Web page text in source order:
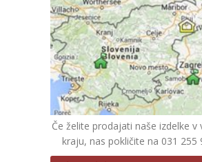
Če želite prodajati naše izdelke v
kraju, nas pokličite na 031 255